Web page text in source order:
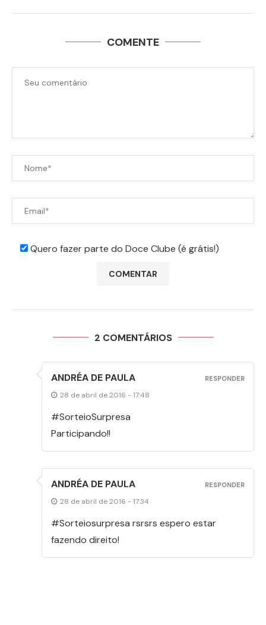
COMENTE
Quero fazer parte do Doce Clube (é grátis!)
2 COMENTÁRIOS
ANDRÉA DE PAULA
28 de abril de 2016 - 17:48
#SorteioSurpresa
Participando!!
RESPONDER
ANDRÉA DE PAULA
28 de abril de 2016 - 17:34
#Sorteiosurpresa rsrsrs espero estar
fazendo direito!
RESPONDER